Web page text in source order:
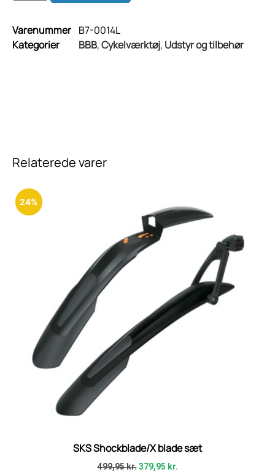
Varenummer B7-0014L
Kategorier
BBB,Cykelværktøj, Udstyr og tilbehør
Relaterede varer
24%
SKS Shockblade/X blade sæt
499,95kr. 379,95 kr.